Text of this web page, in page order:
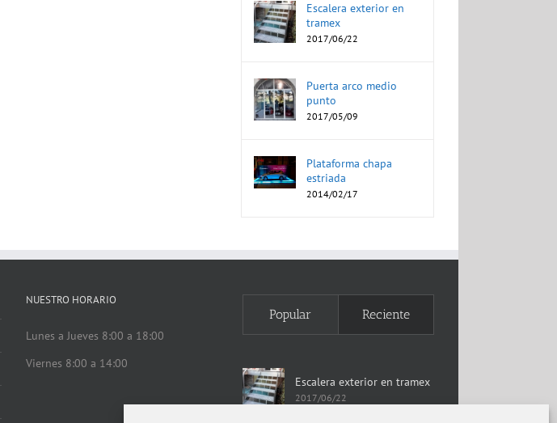
Escalera exterior en
tramex
2017/06/22
Puerta arco medio
punto
2017/05/09
Plataforma chapa
estriada
2014/02/17
NUESTRO HORARIO
Lunes a Jueves 8:00 a 18:00
Viernes 8:00 a 14:00
Popular Reciente
Escalera exterior en tramex
2017/06/22